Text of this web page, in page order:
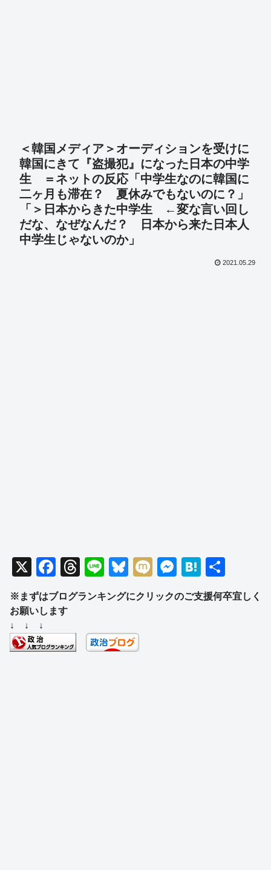
＜韓国メディア＞オーディションを受けに
韓国にきて『盗撮犯』になった日本の中学
生 ＝ネットの反応「中学生なのに韓国に
二ヶ月も滞在？ 夏休みでもないのに？」
「＞日本からきた中学生 ←変な言い回し
だな、なぜなんだ？ 日本から来た日本人
中学生じゃないのか」
2021.05.29
X
F
a
c
b
T
hr
e
d
Li
n
e
Bl
e
y
M
ixi
M
ss
H
at
e
有
※まずはブログランキングにクリックのご支援何卒宜しく
お願いします
↓ ↓ ↓